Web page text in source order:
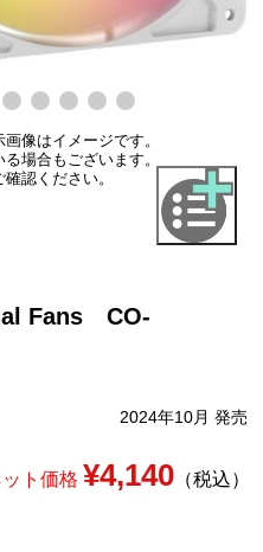
像はイメージです。
場合もございます。
認ください。
Fans CO-
2024年10月 発売
ト価格 ¥4,140（税込）